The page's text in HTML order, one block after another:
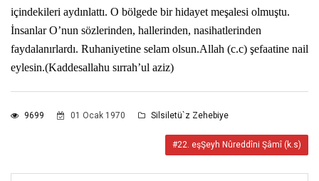
içindekileri aydınlattı. O bölgede bir hidayet meşalesi olmuştu.
İnsanlar O’nun sözlerinden, hallerinden, nasihatlerinden
faydalanırlardı. Ruhaniyetine selam olsun.Allah (c.c) şefaatine nail
eylesin.(Kaddesallahu sırrah’ul aziz)
9699 01 Ocak 1970 Silsiletü`z Zehebiye
#22. eşŞeyh Nûreddîni Şâmî (k.s)